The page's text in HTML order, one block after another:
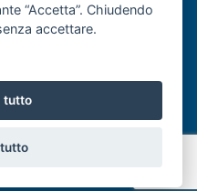
“Accetta”. Chiudendo
accettare.
tutto